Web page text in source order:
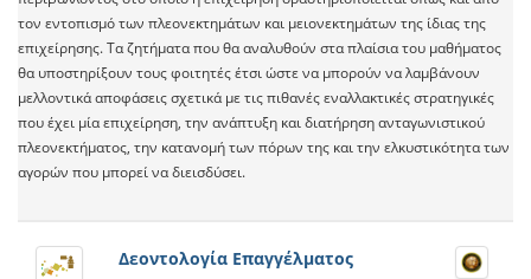
τον εντοπισμό των πλεονεκτημάτων και μειονεκτημάτων της ίδιας της
επιχείρησης. Τα ζητήματα που θα αναλυθούν στα πλαίσια του μαθήματος
θα υποστηρίξουν τους φοιτητές έτσι ώστε να μπορούν να λαμβάνουν
μελλοντικά αποφάσεις σχετικά με τις πιθανές εναλλακτικές στρατηγικές
που έχει μία επιχείρηση, την ανάπτυξη και διατήρηση ανταγωνιστικού
πλεονεκτήματος, την κατανομή των πόρων της και την ελκυστικότητα των
αγορών που μπορεί να διεισδύσει.
Δεοντολογία Επαγγέλματος